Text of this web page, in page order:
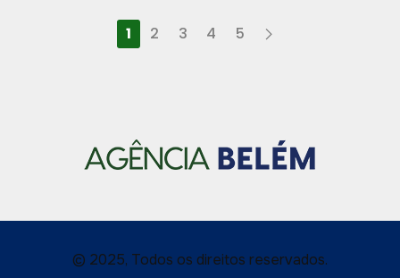
1 2 3 4 5
© 2025, Todos os direitos reservados.